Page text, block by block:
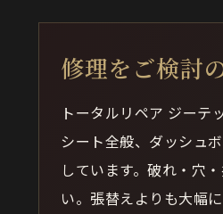
修理をご検討
トータルリペア ジーテ
シート全般、ダッシュ
しています。破れ・穴
い。張替えよりも大幅